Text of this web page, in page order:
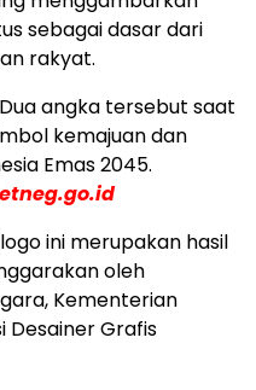
sebagai dasar dari
rakyat.
angka tersebut saat
kemajuan dan
Emas 2045.
ini merupakan hasil
oleh
Kementerian
Desainer Grafis